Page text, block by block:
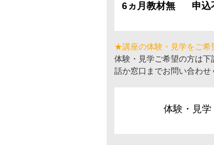
6ヵ月教材無 申込
★講座の体験・見学をご希
体験・見学ご希望の方は
話か窓口までお問い合わせ
体験・見学